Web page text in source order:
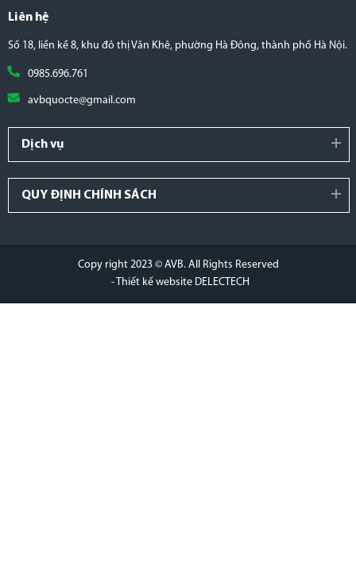
Liên hệ
Số 18, liền kề 8, khu đô thị Văn Khê, phường Hà Đông, thành phố Hà Nội.
0985.696.761
avbquocte@gmail.com
Dịch vụ
QUY ĐỊNH CHÍNH SÁCH
Copy right 2023 © AVB. All Rights Reserved
- Thiết kế website DELECTECH